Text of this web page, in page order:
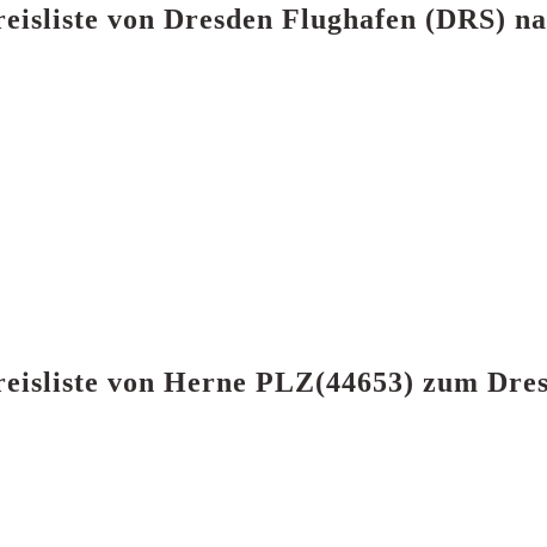
von Dresden Flughafen (DRS)
von Herne PLZ(44653) zum